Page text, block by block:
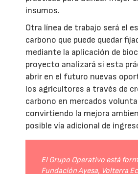
insumos.
Otra línea de trabajo será el
carbono que puede quedar
mediante la aplicación de
proyecto analizará si esta
abrir en el futuro nuevas
los agricultores a través de
carbono en mercados
convirtiendo la mejora
posible vía adicional de
El Grupo Operativo está
Fundación Ayesa, Volterra